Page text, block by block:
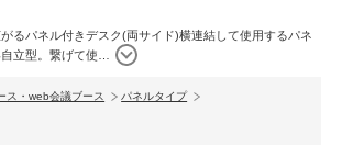
るパネル付きデスク(両サイド)横連結して使用するパネ
立型。繋げて使
ス・web会議ブース パネルタイプ